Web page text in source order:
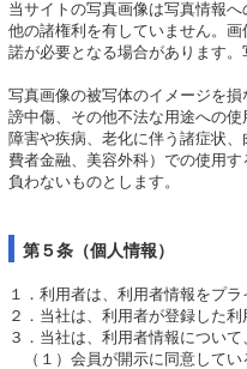
当サイトの写真画像は写真情報
他の諸権利を有していません。
諾が必要となる場合があります
写真画像の被写体のイメージを
謗中傷、その他不法な用途への
障害や疾病、老化に伴う諸症状
費者金融、美容外科）での使用
負わないものとします。
第５条（個人情報）
１．利用者は、利用者情報をプ
２．当社は、利用者が登録した
３．当社は、利用者情報につい
（１）会員が開示に同意してい